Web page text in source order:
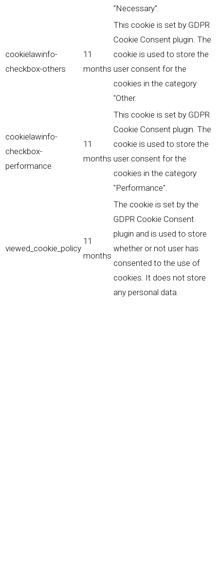
"Necessary".
cookielawinfo-
checkbox-others
11
months
This cookie is set by GDPR
Cookie Consent plugin. The
cookie is used to store the
user consent for the
cookies in the category
"Other.
cookielawinfo-
checkbox-
performance
11
months
This cookie is set by GDPR
Cookie Consent plugin. The
cookie is used to store the
user consent for the
cookies in the category
"Performance".
viewed_cookie_policy
11
months
The cookie is set by the
GDPR Cookie Consent
plugin and is used to store
whether or not user has
consented to the use of
cookies. It does not store
any personal data.